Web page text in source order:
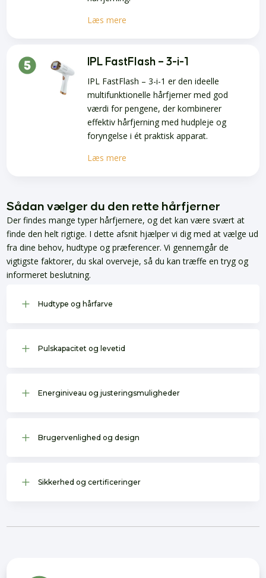
Læs mere
IPL FastFlash – 3-i-1
IPL FastFlash – 3-i-1 er den ideelle
multifunktionelle hårfjerner med god
værdi for pengene, der kombinerer
effektiv hårfjerning med hudpleje og
foryngelse i ét praktisk apparat.
Læs mere
Sådan vælger du den rette hårfjerner
Der findes mange typer hårfjernere, og det kan være svært at
finde den helt rigtige. I dette afsnit hjælper vi dig med at vælge ud
fra dine behov, hudtype og præferencer. Vi gennemgår de
vigtigste faktorer, du skal overveje, så du kan træffe en tryg og
informeret beslutning.
L Hudtype og hårfarve
L Pulskapacitet og levetid
L Energiniveau og justeringsmuligheder
L Brugervenlighed og design
L Sikkerhed og certificeringer